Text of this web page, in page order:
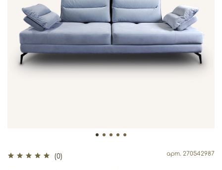
(0) арт. 270542987